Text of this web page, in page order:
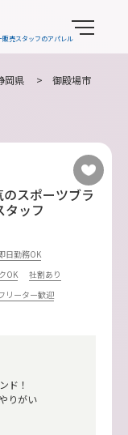
売スタッフのアパレル
岡県 > 御殿場市
スポーツブラ
タッフ
日勤務OK
OK
社割あり
リーター歓迎
ド！
りがい